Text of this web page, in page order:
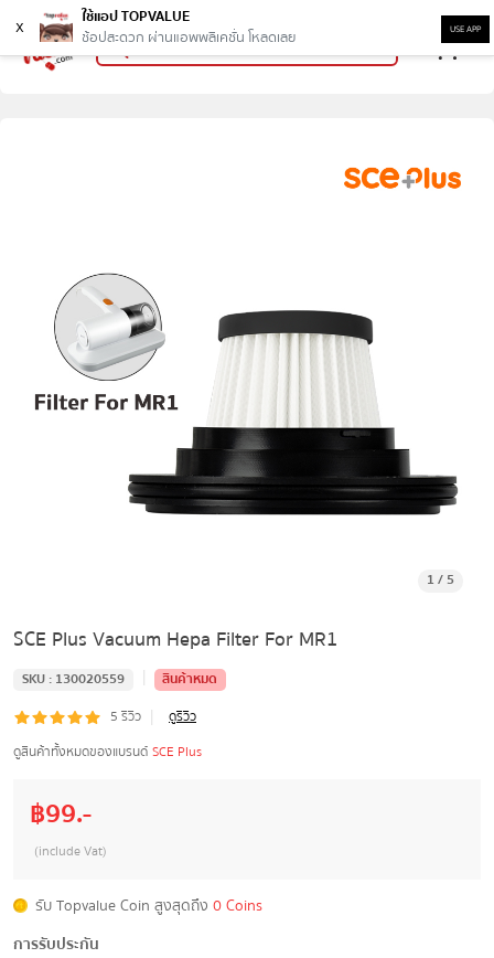
x
ใช้แอป TOPVALUE
ช้อปสะดวก ผ่านแอพพลิเคชั่น โหลดเลย
USE APP
1 /5
SCE Plus Vacuum Hepa Filter For MR1
SKU : 130020559 |
สินค้าหมด
5 รีวิว |
ดูรีวิว
ดูสินค้าทั้งหมดของแบรนด์ SCE Plus
฿99.-
(include Vat)
รับ Topvalue Coin สูงสุดถึง 0 Coins
การรับประกัน